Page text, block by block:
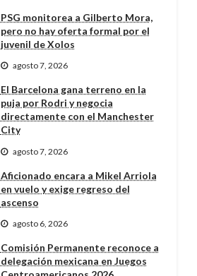
PSG monitorea a Gilberto Mora,
pero no hay oferta formal por el
juvenil de Xolos
agosto 7, 2026
El Barcelona gana terreno en la
puja por Rodri y negocia
directamente con el Manchester
City
agosto 7, 2026
Aficionado encara a Mikel Arriola
en vuelo y exige regreso del
ascenso
agosto 6, 2026
Comisión Permanente reconoce a
delegación mexicana en Juegos